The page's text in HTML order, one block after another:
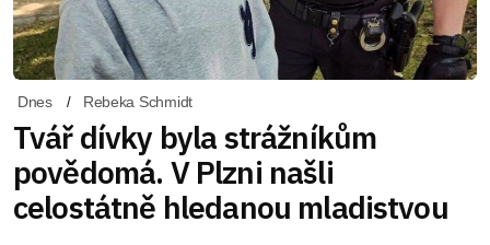
Dnes Rebeka Schmidt
Tvář dívky byla strážníkům
povědomá. V Plzni našli
celostátně hledanou mladistvou